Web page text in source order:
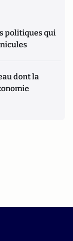
politiques qui
dont la